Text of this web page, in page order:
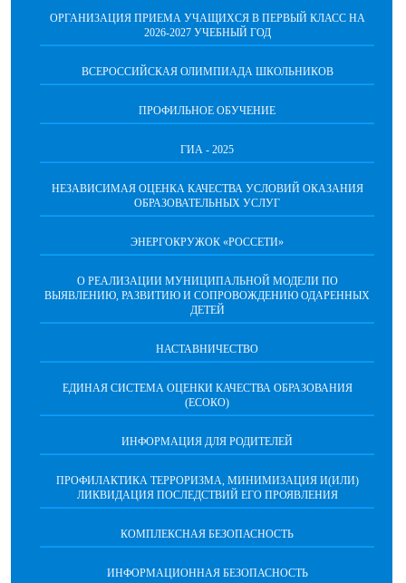
ОРГАНИЗАЦИЯ ПРИЕМА УЧАЩИХСЯ В ПЕРВЫЙ КЛАСС НА
2026-2027 УЧЕБНЫЙ ГОД
ВСЕРОССИЙСКАЯ ОЛИМПИАДА ШКОЛЬНИКОВ
ПРОФИЛЬНОЕ ОБУЧЕНИЕ
ГИА - 2025
НЕЗАВИСИМАЯ ОЦЕНКА КАЧЕСТВА УСЛОВИЙ ОКАЗАНИЯ
ОБРАЗОВАТЕЛЬНЫХ УСЛУГ
ЭНЕРГОКРУЖОК «РОССЕТИ»
О РЕАЛИЗАЦИИ МУНИЦИПАЛЬНОЙ МОДЕЛИ ПО
ВЫЯВЛЕНИЮ, РАЗВИТИЮ И СОПРОВОЖДЕНИЮ ОДАРЕННЫХ
ДЕТЕЙ
НАСТАВНИЧЕСТВО
ЕДИНАЯ СИСТЕМА ОЦЕНКИ КАЧЕСТВА ОБРАЗОВАНИЯ
(ЕСОКО)
ИНФОРМАЦИЯ ДЛЯ РОДИТЕЛЕЙ
ПРОФИЛАКТИКА ТЕРРОРИЗМА, МИНИМИЗАЦИЯ И(ИЛИ)
ЛИКВИДАЦИЯ ПОСЛЕДСТВИЙ ЕГО ПРОЯВЛЕНИЯ
КОМПЛЕКСНАЯ БЕЗОПАСНОСТЬ
ИНФОРМАЦИОННАЯ БЕЗОПАСНОСТЬ